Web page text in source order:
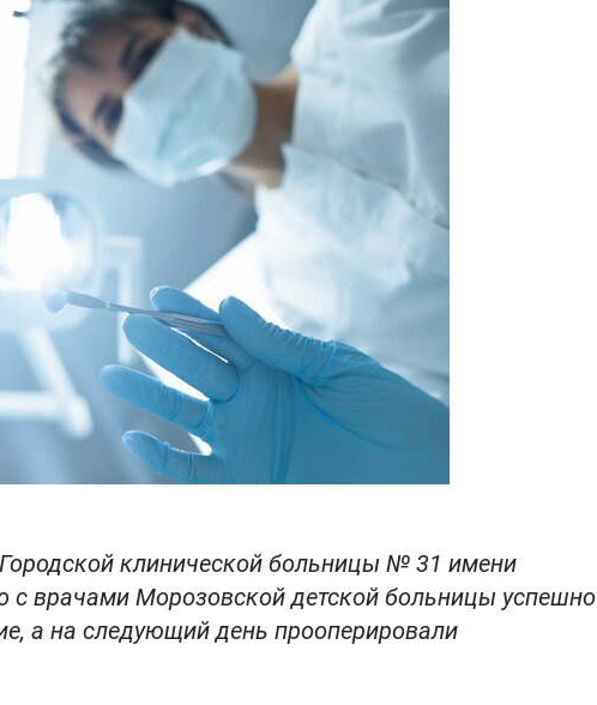
клинической больницы № 31 имени
с врачами Морозовской детской больницы успешно
а на следующий день прооперировали